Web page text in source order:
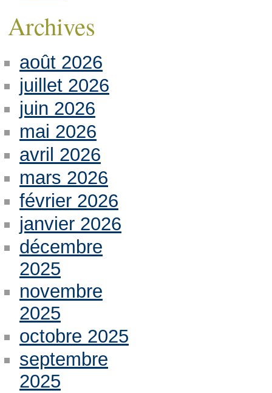
Archives
août 2026
juillet 2026
juin 2026
mai 2026
avril 2026
mars 2026
février 2026
janvier 2026
décembre
2025
novembre
2025
octobre 2025
septembre
2025